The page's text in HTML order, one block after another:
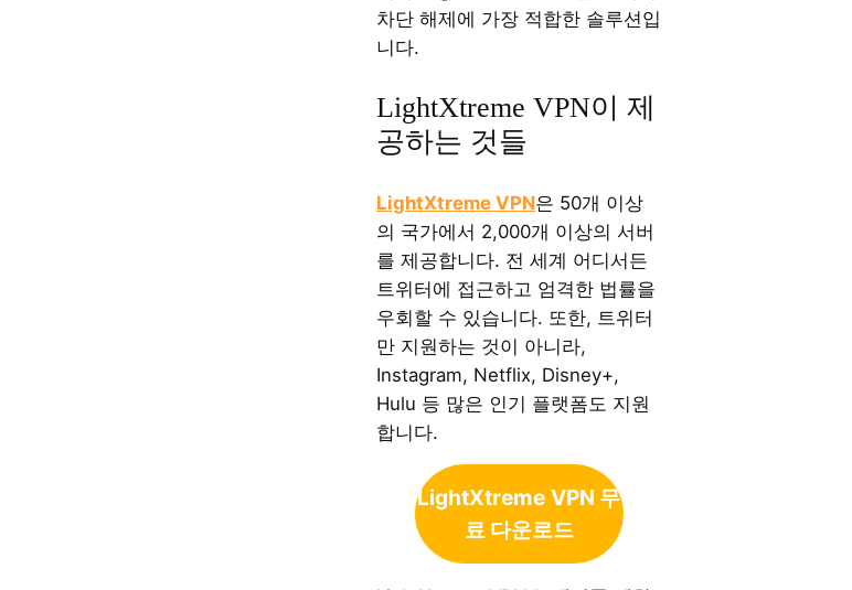
차단 해제에 가장 적합한 솔루션입
니다.
LightXtreme VPN이 제
공하는 것들
LightXtreme VPN은 50개 이상
의 국가에서 2,000개 이상의 서버
를 제공합니다. 전 세계 어디서든
트위터에 접근하고 엄격한 법률을
우회할 수 있습니다. 또한, 트위터
만 지원하는 것이 아니라,
Instagram, Netflix, Disney+,
Hulu 등 많은 인기 플랫폼도 지원
합니다.
LightXtreme VPN 무
료 다운로드